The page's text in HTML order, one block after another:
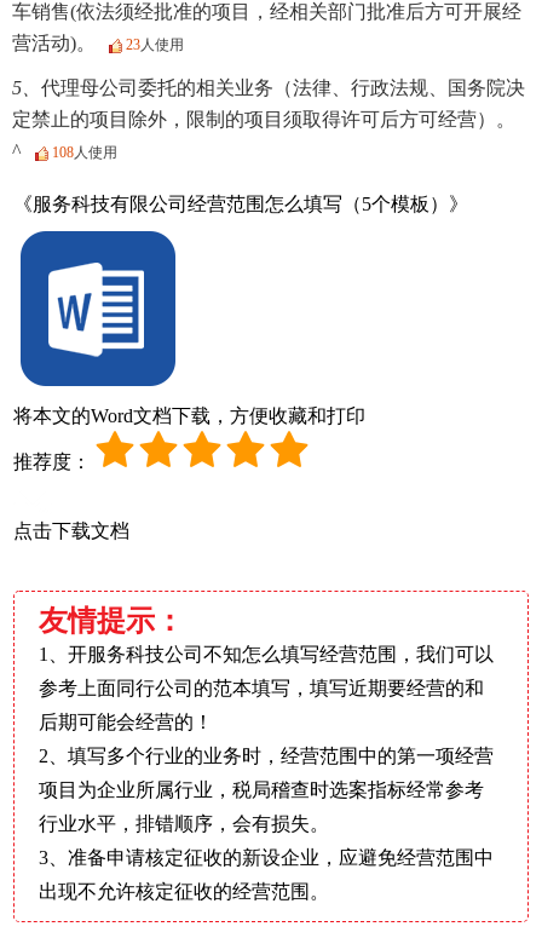
车销售(依法须经批准的项目，经相关部门批准后方可开展经
营活动)。
23人使用
5、 代理母公司委托的相关业务（法律、行政法规、国务院决
定禁止的项目除外，限制的项目须取得许可后方可经营）。
^
108人使用
《服务科技有限公司经营范围怎么填写（5个模板）》
将本文的Word文档下载，方便收藏和打印
推荐度：
点击下载文档
友情提示：
1、开服务科技公司不知怎么填写经营范围，我们可以
参考上面同行公司的范本填写，填写近期要经营的和
后期可能会经营的！
2、填写多个行业的业务时，经营范围中的第一项经营
项目为企业所属行业，税局稽查时选案指标经常参考
行业水平，排错顺序，会有损失。
3、准备申请核定征收的新设企业，应避免经营范围中
出现不允许核定征收的经营范围。